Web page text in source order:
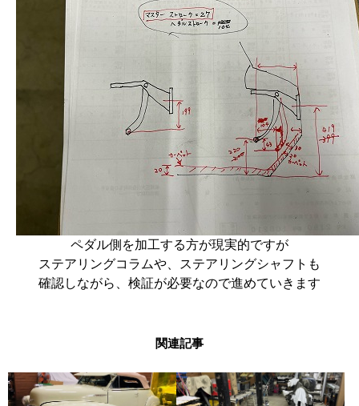
ペダル側を加工する方が現実的ですが
ステアリングコラムや、ステアリングシャフトも
確認しながら、検証が必要なので進めていきます
関連記事